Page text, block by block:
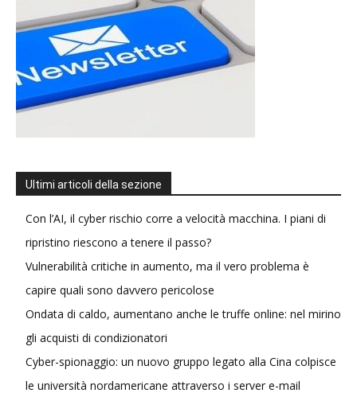
Ultimi articoli della sezione
Con l’AI, il cyber rischio corre a velocità macchina. I piani di
ripristino riescono a tenere il passo?
Vulnerabilità critiche in aumento, ma il vero problema è
capire quali sono davvero pericolose
Ondata di caldo, aumentano anche le truffe online: nel mirino
gli acquisti di condizionatori
Cyber-spionaggio: un nuovo gruppo legato alla Cina colpisce
le università nordamericane attraverso i server e-mail